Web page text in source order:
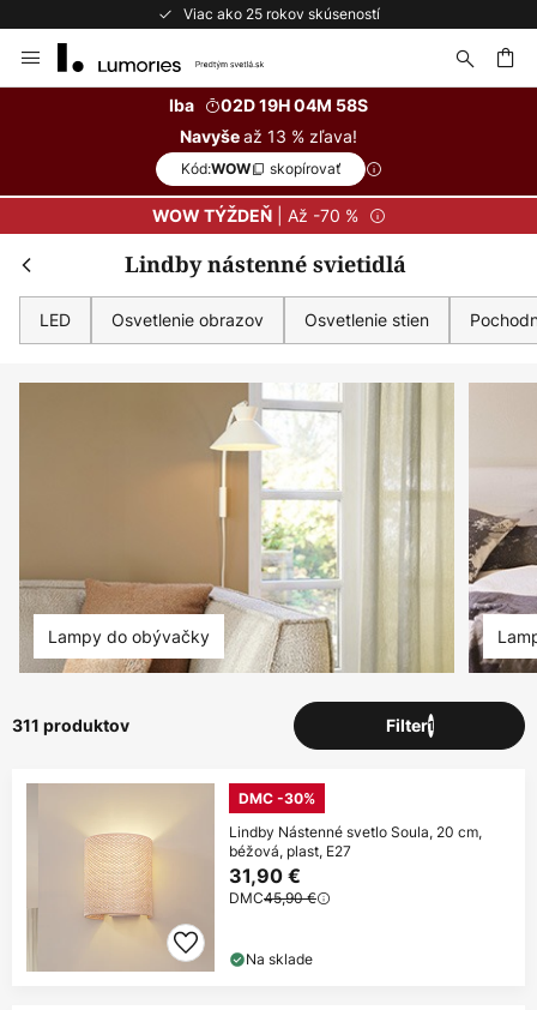
Bezplatné vrátenie do 50 dní
to
Iba
02D 19H 04M 56S
Navyšeaž 13 % zľava!
Kód:WOW skopírovať
WOW TÝŽDEŇ| Až -70 %
Lindby nástenné svietidlá
LED Osvetlenie obrazov Osvetlenie stien
Lampy do obývačky
311 produktov Filter1
DMC -30%
Lindby Nástenné svetlo Soula, 20 cm,
béžová, plast, E27
31,90 €
DMC45,90 €
Na sklade